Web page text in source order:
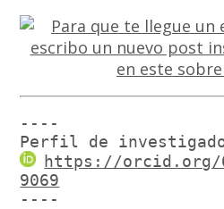
----
Perfil de
https://orcid.org/
9069
----